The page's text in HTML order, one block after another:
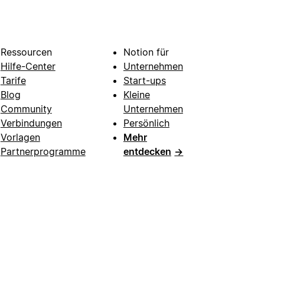
Ressourcen
Hilfe-Center
Tarife
Blog
Community
Verbindungen
Vorlagen
Partnerprogramme
Notion für
Unternehmen
Start-ups
Kleine
Unternehmen
Persönlich
Mehr
entdecken →